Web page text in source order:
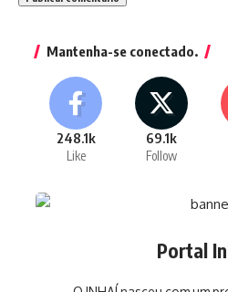
Mantenha-se conectado.
248.1k
Like
69.1k
Follow
Portal